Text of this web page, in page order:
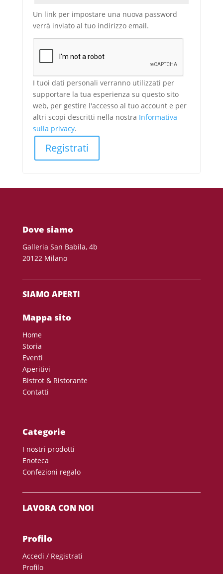
Un link per impostare una nuova password
verrà inviato al tuo indirizzo email.
I tuoi dati personali verranno utilizzati per
supportare la tua esperienza su questo sito
web, per gestire l'accesso al tuo account e per
altri scopi descritti nella nostra Informativa
sulla privacy.
Registrati
Dove siamo
Galleria San Babila, 4b
20122 Milano
SIAMO APERTI
Mappa sito
Home
Storia
Eventi
Aperitivi
Bistrot & Ristorante
Contatti
Categorie
I nostri prodotti
Enoteca
Confezioni regalo
LAVORA CON NOI
Profilo
Accedi / Registrati
Profilo